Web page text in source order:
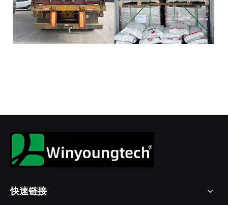
快速链接